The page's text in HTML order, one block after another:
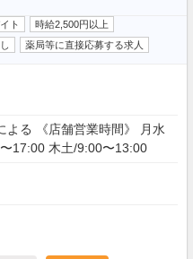
ト
時給2,500円以上
薬局等に直接応募する求人
る 《店舗営業時間》 月水
17:00 木土/9:00〜13:00